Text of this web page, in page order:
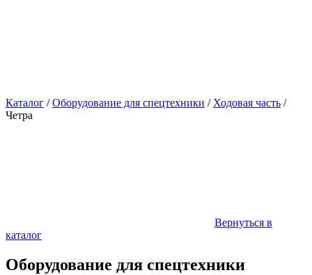
Каталог /Оборудование для спецтехники / Ходовая часть /
Четра
Вернуться в
каталог
Оборудование для спецтехники